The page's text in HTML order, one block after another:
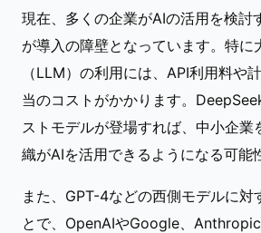
現在、多くの企業がAIの活用を検討
が導入の障壁となっています。特に
（LLM）の利用には、API利用料や
当のコストがかかります。
ストモデルが登場すれば、中小企業
織がAIを活用できるようになる可能
また、GPT-4などの西側モデルに対
とで、OpenAIやGoogle、